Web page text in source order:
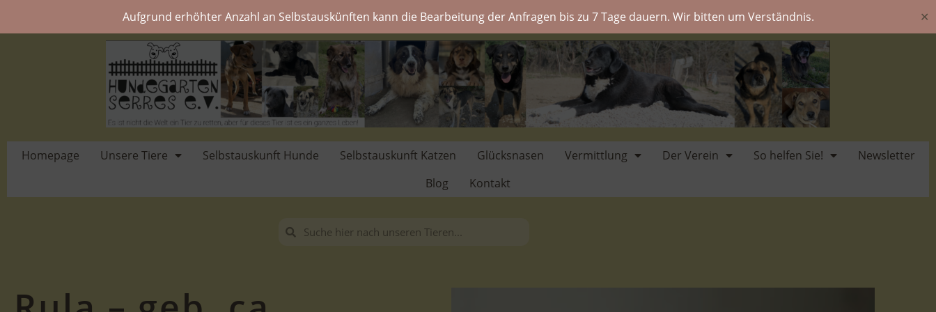
Aufgrund erhöhter Anzahl an Selbstauskünften kann die Bearbeitung der Anfragen bis zu 7 Tage dauern. Wir bitten um Verständnis. ✕
Homepage Unsere Tiere Selbstauskunft Hunde Selbstauskunft Katzen Glücksnasen Vermittlung Der Verein So helfen Sie!
Newsletter
Blog
Kontakt